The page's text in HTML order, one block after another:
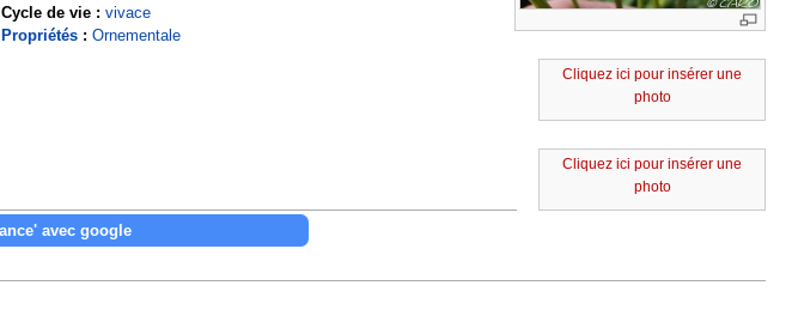
Cliquez ici pour insérer une
photo
Cliquez ici pour insérer une
photo
Cycle de vie : vivace
Propriétés : Ornementale